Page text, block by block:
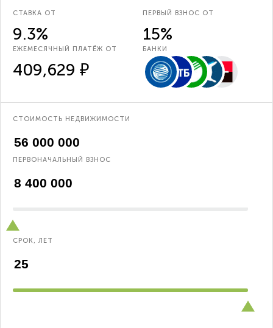
СТАВКА ОТ
9.3%
ПЕРВЫЙ ВЗНОС ОТ
15%
ЕЖЕМЕСЯЧНЫЙ ПЛАТЁЖ ОТ
409,629 ₽
БАНКИ
СТОИМОСТЬ НЕДВИЖИМОСТИ
ПЕРВОНАЧАЛЬНЫЙ ВЗНОС
СРОК, ЛЕТ